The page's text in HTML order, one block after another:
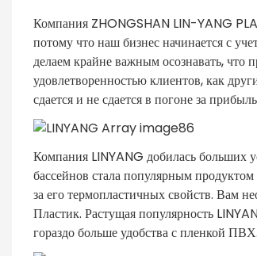
Компания ZHONGSHAN LIN-YANG
потому что наш бизнес начинается с
делаем крайне важным осознавать,
удовлетворенностью клиентов, как
сдается и не сдается в погоне за
Компания LINYANG добилась больших
бассейнов стала популярным
за его термопластичных свойств. Вам
Пластик. Растущая популярность
гораздо больше удобства с пленкой ПВХ.